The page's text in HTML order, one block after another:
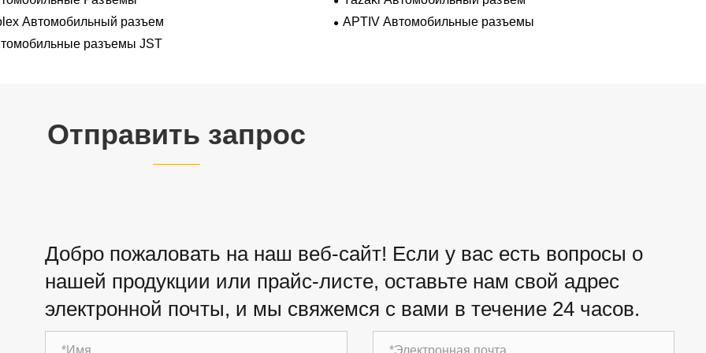
Автомобильный разъем
APTIV Автомобильные разъемы
разъемы JST
Отправить запрос
Добро пожаловать на наш веб-сайт! Если у вас есть вопросы о
нашей продукции или прайс-листе, оставьте нам свой адрес
электронной почты, и мы свяжемся с вами в течение 24 часов.